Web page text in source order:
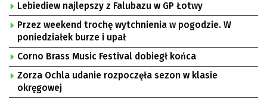
Lebiediew najlepszy z Falubazu w GP Łotwy
Przez weekend trochę wytchnienia w pogodzie. W
poniedziałek burze i upał
Corno Brass Music Festival dobiegł końca
Zorza Ochla udanie rozpoczęła sezon w klasie
okręgowej